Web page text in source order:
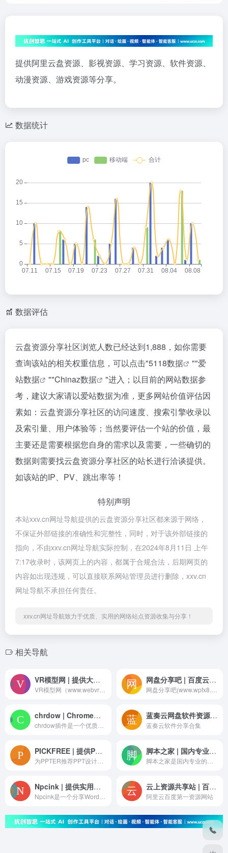
提供阿里云盘资源、影视资源、学习资源、软件资源、
动漫资源、游戏资源等分享。
数据统计
数据评估
云盘资源分享社区浏览人数已经达到1,888，如你需要
查询该站的相关权重信息，可以点击"5118数据 ""爱
站数据
""Chinaz数据
"进入；以目前的网站数据参
考，建议大家请以爱站数据为准，更多网站价值评估因
素如：云盘资源分享社区的访问速度、搜索引擎收录以
及索引量、用户体验等；当然要评估一个站的价值，最
主要还是需要根据您自身的需求以及需要，一些确切的
数据则需要找云盘资源分享社区的站长进行洽谈提供。
如该站的IP、PV、跳出率等！
特别声明
本站xxv.cn网址导航提供的云盘资源分享社区都来源于网络，
不保证外部链接的准确性和完整性，同时，对于该外部链接的
指向，不由xxv.cn网址导航实际控制，在2024年8月11日 上午
7:17收录时，该网页上的内容，都属于合规合法，后期网页的
内容如出现违规，可以直接联系网站管理员进行删除，xxv.cn
网址导航不承担任何责任。
xxv.cn网址导航致力于优质、实用的网络站点资源收集与分享！
相关导航
VR模型网 | 提供大量glb,gltf,AR,VR,模型素材下载制作，致力于打造最专业的前端开发工程师分享平台！ 网盘分享吧 | 百度云网盘资源分享论坛
chrdow | Chrome扩展插件商店 优质crx应用 蓝奏云网盘软件资源下载合集链接
蓝奏云软件分享合集
PICKFREE | 提供PPT设计创意灵感、配色方案、免费图片、优质图标、工具插件 脚本之家 | 国内专业的网站建设资源、脚本编程学习类网站
Npcink | 提供实用的WordPress主题、模板，插件、教程和区块的分享与下载 云上资源共享站 | 百度阿里第一资源论坛
阿里云百度第一资源网站